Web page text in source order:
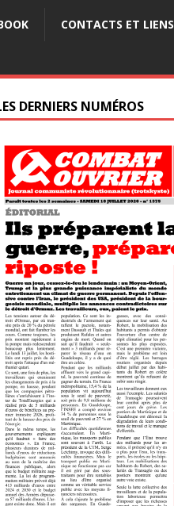
CONTACTS ET LIENS
DERNIERS NUMÉROS